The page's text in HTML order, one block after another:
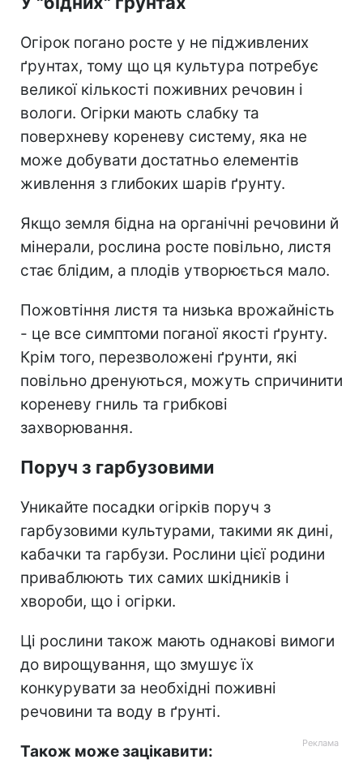
Огірок погано росте у не підживлених
ґрунтах, тому що ця культура потребує
великої кількості поживних речовин і
вологи. Огірки мають слабку та
поверхневу кореневу систему, яка не
може добувати достатньо елементів
живлення з глибоких шарів ґрунту.
Якщо земля бідна на органічні речовини й
мінерали, рослина росте повільно, листя
стає блідим, а плодів утворюється мало.
Пожовтіння листя та низька врожайність
- це все симптоми поганої якості ґрунту.
Крім того, перезволожені ґрунти, які
повільно дренуються, можуть спричинити
кореневу гниль та грибкові
захворювання.
Поруч з гарбузовими
Уникайте посадки огірків поруч з
гарбузовими культурами, такими як дині,
кабачки та гарбузи. Рослини цієї родини
приваблюють тих самих шкідників і
хвороби, що і огірки.
Ці рослини також мають однакові вимоги
до вирощування, що змушує їх
конкурувати за необхідні поживні
речовини та воду в ґрунті.
Також може зацікавити: